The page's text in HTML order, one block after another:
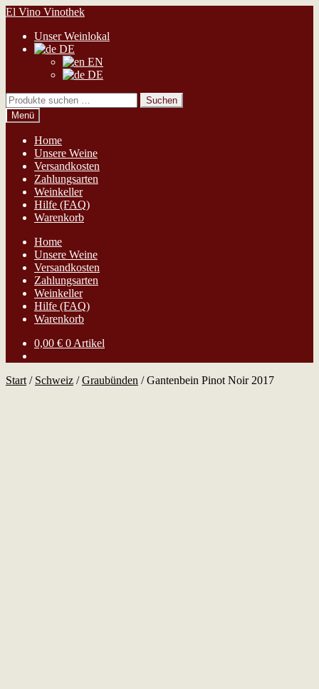
Zur
springen
Zum
springen
El Vino Vinothek
Unser Weinlokal
DE
EN
DE
Suchen
nach:
Suchen
Menü
Home
Unsere Weine
Versandkosten
Zahlungsarten
Weinkeller
Hilfe (FAQ)
Warenkorb
Home
Unsere Weine
Versandkosten
Zahlungsarten
Weinkeller
Hilfe (FAQ)
Warenkorb
0,00 € 0 Artikel
Start / Schweiz /Graubünden /Gantenbein Pinot Noir 2017